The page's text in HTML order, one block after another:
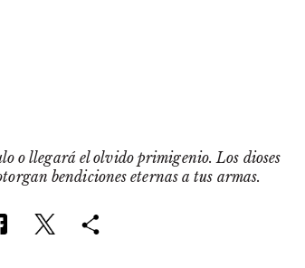
o llegará el olvido primigenio. Los dioses
bendiciones eternas a tus armas.